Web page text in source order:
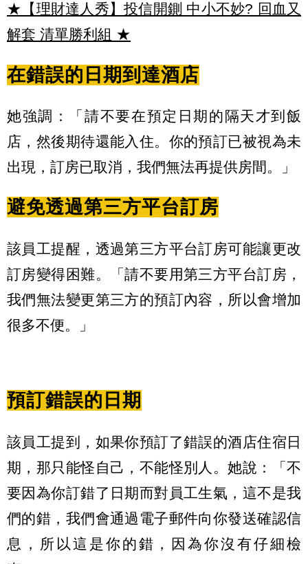
★【理財達人秀】投信開鍘 中小不妙? 回血又
解套 清單勝利組 ★
在錯誤的日期到達酒店
她強調：「請不要在預定日期的隔天才到飯
店，然後期待還能入住。你的預訂已被視為未
出現，訂房已取消，我們無法再提供房間。」
避免透過第三方平台訂房
該員工提醒，透過第三方平台訂房可能讓更改
訂房變得困難。「請不要用第三方平台訂房，
我們無法變更第三方的預訂內容，所以會增加
很多不便。」
預訂錯誤的日期
該員工提到，如果你預訂了錯誤的酒店住宿日
期，那只能怪自己，不能怪別人。她說：「不
要因為你訂錯了日期而對員工生氣，這不是我
們的錯，我們會通過電子郵件向你發送確認信
息，所以這是你的錯，因為你沒有仔細檢